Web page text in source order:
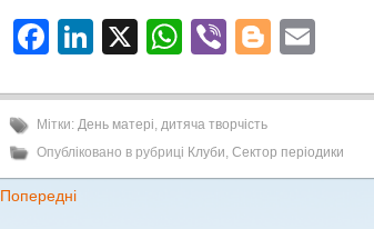
Facebook
LinkedIn
X WhatsApp
ViberBlogger
Мітки: День матері, дитяча творчість
Опубліковано в рубриці Клуби, Сектор періодики
Попередні